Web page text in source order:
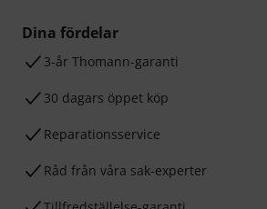
Dina fördelar
3-år Thomann-garanti
30 dagars öppet köp
Reparationsservice
Råd från våra sak-experter